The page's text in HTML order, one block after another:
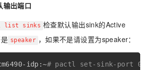
出端口
list sinks 检查默认输出sink的Active
speaker ，如果不是请设置为speaker：
idp:~# pactl set-sink-port 0